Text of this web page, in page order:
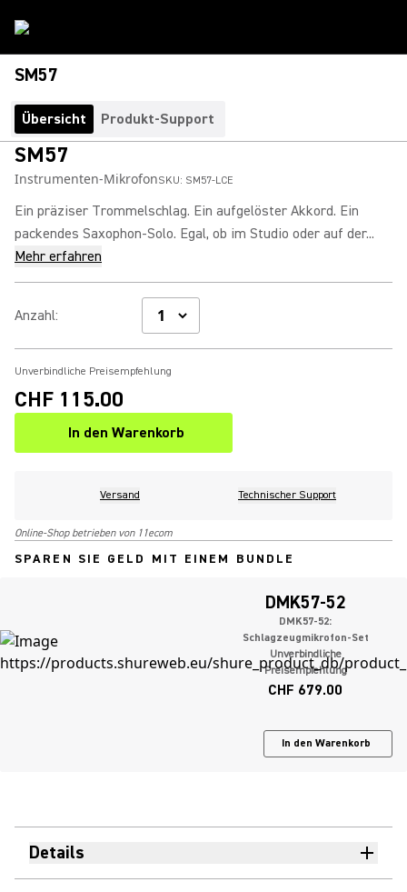
SM57
Übersicht Produkt-Support
SM57
Instrumenten-MikrofonSKU: SM57-LCE
Ein präziser Trommelschlag. Ein aufgelöster Akkord. Ein
packendes Saxophon-Solo. Egal, ob im Studio oder auf der...
Mehr erfahren
Anzahl:
Unverbindliche Preisempfehlung
CHF 115.00
In den Warenkorb
Versand Technischer Support
Online-Shop betrieben von 11ecom
SPAREN SIE GELD MIT EINEM BUNDLE
DMK57-52
DMK57-52:
Schlagzeugmikrofon-Set
Unverbindliche
Preisempfehlung
CHF 679.00
In den Warenkorb
Details